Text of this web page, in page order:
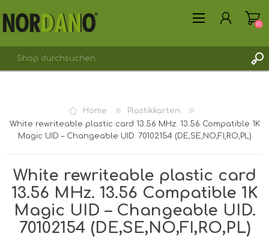
REGISTRIERUNG
ANMELDEN
(0)
Home
Plastikkarten
White rewriteable plastic card 13.56 MHz. 13.56 Compatible 1K
Magic UID – Changeable UID. 70102154 (DE,SE,NO,FI,RO,PL)
White rewriteable plastic card
13.56 MHz. 13.56 Compatible 1K
Magic UID – Changeable UID.
70102154 (DE,SE,NO,FI,RO,PL)